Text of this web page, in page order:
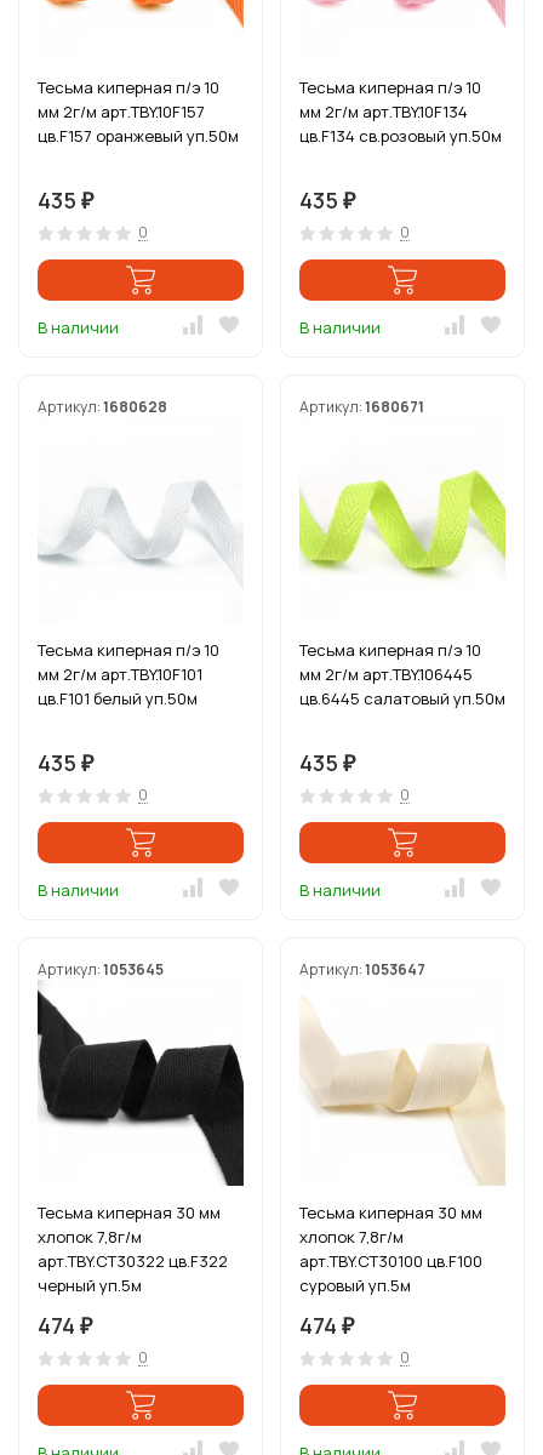
Тесьма киперная п/э 10
мм 2г/м арт.TBY.10F157
цв.F157 оранжевый уп.50м
435 ₽
0
В наличии
Тесьма киперная п/э 10
мм 2г/м арт.TBY.10F134
цв.F134 св.розовый уп.50м
435 ₽
0
В наличии
Артикул:1680628
Тесьма киперная п/э 10
мм 2г/м арт.TBY.10F101
цв.F101 белый уп.50м
435 ₽
0
В наличии
Артикул:1680671
Тесьма киперная п/э 10
мм 2г/м арт.TBY.106445
цв.6445 салатовый уп.50м
435 ₽
0
В наличии
Артикул:1053645
Тесьма киперная 30 мм
хлопок 7,8г/м
арт.TBY.CT30322 цв.F322
черный уп.5м
474 ₽
0
Артикул:1053647
Тесьма киперная 30 мм
хлопок 7,8г/м
арт.TBY.CT30100 цв.F100
суровый уп.5м
474 ₽
0